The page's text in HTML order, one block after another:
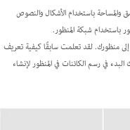
باستخدام الأشكال والنصوص
منظورك. لقد تعلمت سابقًا كيفية تعريف
في رسم الكائنات في المنظور لإنشاء